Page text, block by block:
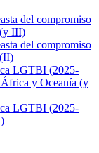
del compromiso
III)
del compromiso
LGTBI (2025-
y Oceanía (y
LGTBI (2025-